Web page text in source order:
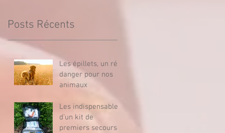
Posts Récents
Les épillets, un réel
danger pour nos
animaux
Les indispensables
d’un kit de
premiers secours